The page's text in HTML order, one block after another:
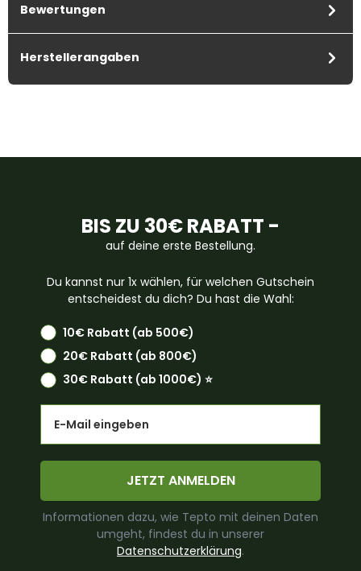
Bewertungen
Herstellerangaben
BIS ZU 30€ RABATT -
auf deine erste Bestellung.
Du kannst nur 1x wählen, für welchen Gutschein
entscheidest du dich? Du hast die Wahl:
10€ Rabatt (ab 500€)
20€ Rabatt (ab 800€)
30€ Rabatt (ab 1000€) ⭐️
JETZT ANMELDEN
Informationen dazu, wie Tepto mit deinen Daten
umgeht, findest du in unserer
Datenschutzerklärung.